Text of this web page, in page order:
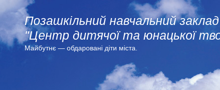
Позашкільний навчальний заклад
"Центр дитячої та юнацької
Майбутнє — обдарованi діти міста.